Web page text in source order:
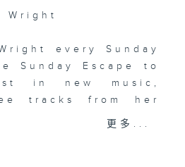
Wright
every Sunday
Sunday Escape to
in new music,
tracks from her
along with a
更多...